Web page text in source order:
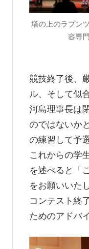
塔の上のラプン
容専
競技終了後、
ル、そして似
河島理事長は
のではないか
の練習して予
これからの学
を述べると「
をお願いいた
コンテスト終
ためのアドバ